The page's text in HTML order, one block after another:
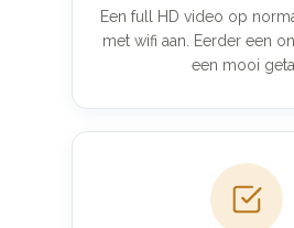
Een full HD video op
met wifi aan. Eerder een
een mooi getal.